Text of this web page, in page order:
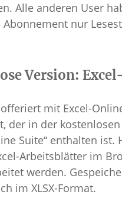
Alle anderen User
Abonnement nur
Version:
mit Excel-
der in der
Suite“ enthalten ist.
Arbeitsblätter im
werden.
im XLSX-Format.